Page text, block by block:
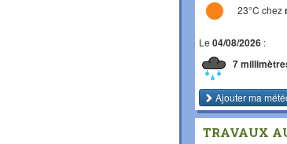
23°C chez
Le 04/08/2026 :
7
Ajouter ma
TRAVAUX